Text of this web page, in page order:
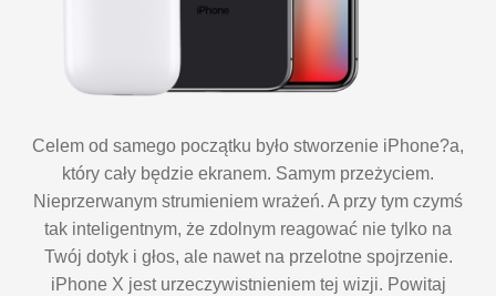
Celem od samego początku było stworzenie iPhone?a,
który cały będzie ekranem. Samym przeżyciem.
Nieprzerwanym strumieniem wrażeń. A przy tym czymś
tak inteligentnym, że zdolnym reagować nie tylko na
Twój dotyk i głos, ale nawet na przelotne spojrzenie.
iPhone X jest urzeczywistnieniem tej wizji. Powitaj